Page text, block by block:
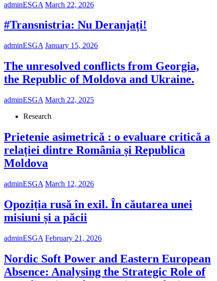
adminESGA March 22, 2026
#Transnistria: Nu Deranjați!
adminESGA January 15, 2026
The unresolved conflicts from Georgia,
the Republic of Moldova and Ukraine.
adminESGA March 22, 2025
Research
Prietenie asimetrică : o evaluare critică a
relației dintre România și Republica
Moldova
adminESGA March 12, 2026
Opoziția rusă în exil. În căutarea unei
misiuni și a păcii
adminESGA February 21, 2026
Nordic Soft Power and Eastern European
Absence: Analysing the Strategic Role of